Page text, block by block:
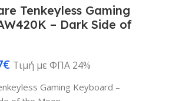
Tenkeyless Gaming
– Dark Side of
€ Τιμή με ΦΠΑ 24%
Gaming Keyboard –